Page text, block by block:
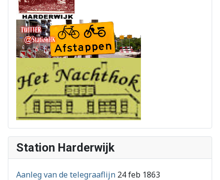
Station Harderwijk
Aanleg van de telegraaflijn 24 feb 1863